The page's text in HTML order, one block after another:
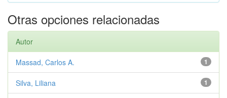
Otras opciones relacionadas
Autor
1
Massad, Carlos A.
1
Silva, Liliana